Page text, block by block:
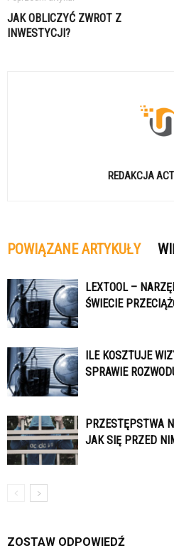
JAK OBLICZYĆ ZWROT Z
INWESTYCJI?
REDAKCJA
POWIĄZANE ARTYKUŁY
LEXTOOL –
ŚWIECIE
ILE KOSZTUJE
SPRAWIE
PRZESTĘPSTWA
JAK SIĘ PRZED
ZOSTAW ODPOWIEDŹ